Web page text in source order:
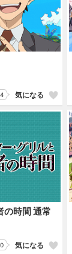
気になる
の時間 通常
気になる